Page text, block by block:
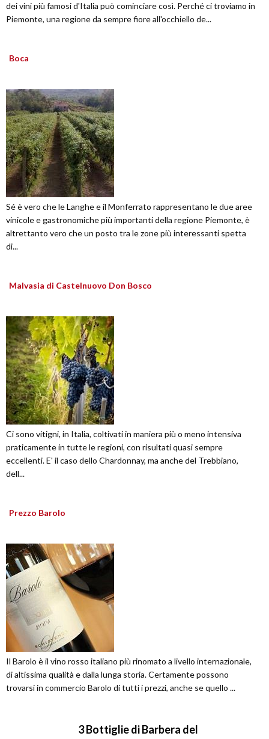
dei vini più famosi d'Italia può cominciare così. Perché ci troviamo in
Piemonte, una regione da sempre fiore all'occhiello de...
Boca
Sé è vero che le Langhe e il Monferrato rappresentano le due aree
vinicole e gastronomiche più importanti della regione Piemonte, è
altrettanto vero che un posto tra le zone più interessanti spetta
di...
Malvasia di Castelnuovo Don Bosco
Ci sono vitigni, in Italia, coltivati in maniera più o meno intensiva
praticamente in tutte le regioni, con risultati quasi sempre
eccellenti. E' il caso dello Chardonnay, ma anche del Trebbiano,
dell...
Prezzo Barolo
Il Barolo è il vino rosso italiano più rinomato a livello internazionale,
di altissima qualità e dalla lunga storia. Certamente possono
trovarsi in commercio Barolo di tutti i prezzi, anche se quello ...
3 Bottiglie di Barbera del